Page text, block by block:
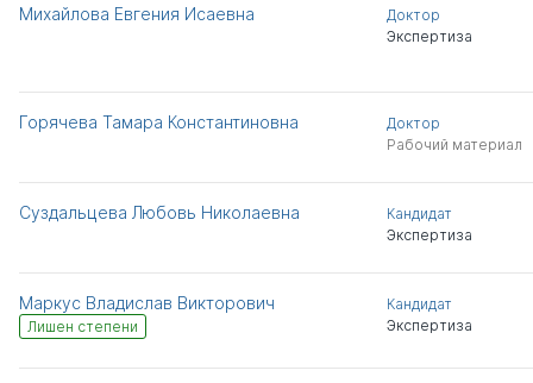
Михайлова Евгения Исаевна
Доктор
Экспертиза
Горячева Тамара Константиновна
Доктор
Рабочий материал
Суздальцева Любовь Николаевна
Кандидат
Экспертиза
Маркус Владислав Викторович
Лишен степени
Кандидат
Экспертиза